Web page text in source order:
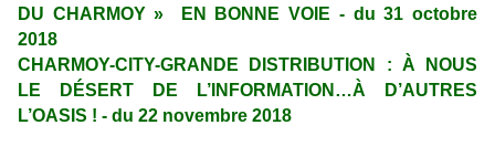
DU CHARMOY » EN BONNE VOIE - du 31 octobre
2018
CHARMOY-CITY-GRANDE DISTRIBUTION : À NOUS
LE DÉSERT DE L’INFORMATION…À D’AUTRES
L’OASIS ! - du 22 novembre 2018